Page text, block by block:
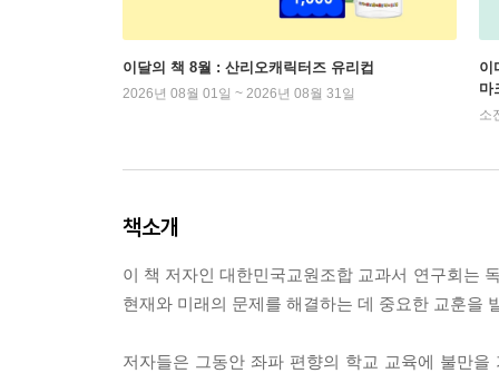
이달의 책 8월 : 산리오캐릭터즈 유리컵
2026년 08월 01일 ~ 2026년 08월 31일
이
마
소
책소개
이 책 저자인 대한민국교원조합 교과서 연구회는
현재와 미래의 문제를 해결하는 데 중요한 교훈을
저자들은 그동안 좌파 편향의 학교 교육에 불만